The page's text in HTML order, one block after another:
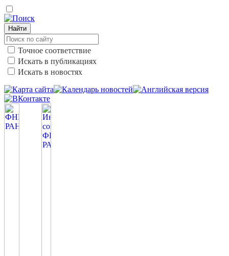
Найти
Точное соответствие
Искать в публикациях
Искать в новостях